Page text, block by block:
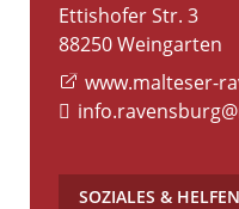
Ettishofer Str. 3
88250Weingarten
www.malteser-
SOZIALES & HELFEN